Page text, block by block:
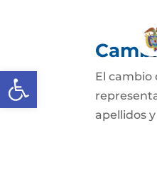
Abrir barra de
El cambio
apellidos